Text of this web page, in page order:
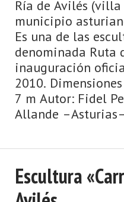
Ría de Avilés
municipio
Es una de las
denominada Ruta
inauguración
2010.
7 m Autor: Fidel
Allande
es un ...
Escultura